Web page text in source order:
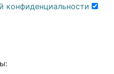
конфиденциальности